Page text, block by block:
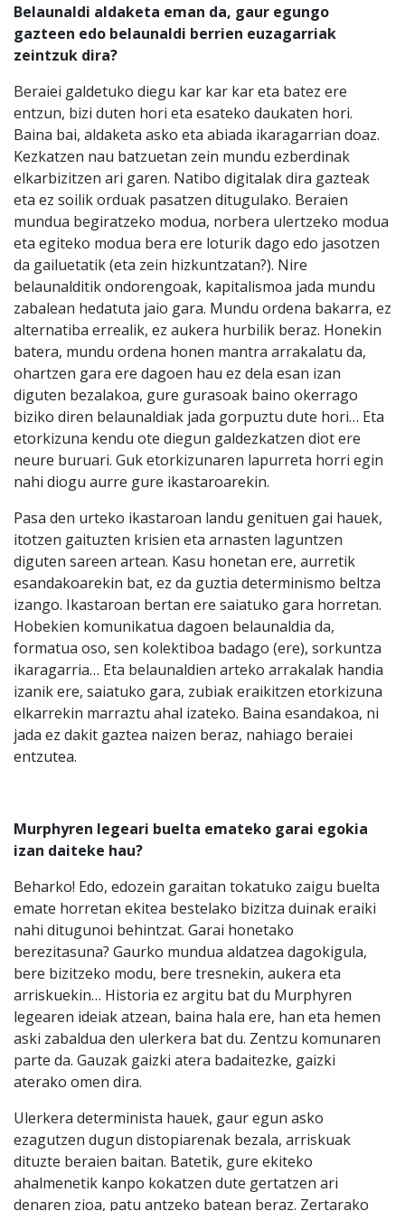
Belaunaldi aldaketa eman da, gaur egungo
gazteen edo belaunaldi berrien euzagarriak
zeintzuk dira?
Beraiei galdetuko diegu kar kar kar eta batez ere
entzun, bizi duten hori eta esateko daukaten hori.
Baina bai, aldaketa asko eta abiada ikaragarrian doaz.
Kezkatzen nau batzuetan zein mundu ezberdinak
elkarbizitzen ari garen. Natibo digitalak dira gazteak
eta ez soilik orduak pasatzen ditugulako. Beraien
mundua begiratzeko modua, norbera ulertzeko modua
eta egiteko modua bera ere loturik dago edo jasotzen
da gailuetatik (eta zein hizkuntzatan?). Nire
belaunalditik ondorengoak, kapitalismoa jada mundu
zabalean hedatuta jaio gara. Mundu ordena bakarra, ez
alternatiba errealik, ez aukera hurbilik beraz. Honekin
batera, mundu ordena honen mantra arrakalatu da,
ohartzen gara ere dagoen hau ez dela esan izan
diguten bezalakoa, gure gurasoak baino okerrago
biziko diren belaunaldiak jada gorpuztu dute hori… Eta
etorkizuna kendu ote diegun galdezkatzen diot ere
neure buruari. Guk etorkizunaren lapurreta horri egin
nahi diogu aurre gure ikastaroarekin.
Pasa den urteko ikastaroan landu genituen gai hauek,
itotzen gaituzten krisien eta arnasten laguntzen
diguten sareen artean. Kasu honetan ere, aurretik
esandakoarekin bat, ez da guztia determinismo beltza
izango. Ikastaroan bertan ere saiatuko gara horretan.
Hobekien komunikatua dagoen belaunaldia da,
formatua oso, sen kolektiboa badago (ere), sorkuntza
ikaragarria… Eta belaunaldien arteko arrakalak handia
izanik ere, saiatuko gara, zubiak eraikitzen etorkizuna
elkarrekin marraztu ahal izateko. Baina esandakoa, ni
jada ez dakit gaztea naizen beraz, nahiago beraiei
entzutea.
Murphyren legeari buelta emateko garai egokia
izan daiteke hau?
Beharko! Edo, edozein garaitan tokatuko zaigu buelta
emate horretan ekitea bestelako bizitza duinak eraiki
nahi ditugunoi behintzat. Garai honetako
berezitasuna? Gaurko mundua aldatzea dagokigula,
bere bizitzeko modu, bere tresnekin, aukera eta
arriskuekin… Historia ez argitu bat du Murphyren
legearen ideiak atzean, baina hala ere, han eta hemen
aski zabaldua den ulerkera bat du. Zentzu komunaren
parte da. Gauzak gaizki atera badaitezke, gaizki
aterako omen dira.
Ulerkera determinista hauek, gaur egun asko
ezagutzen dugun distopiarenak bezala, arriskuak
dituzte beraien baitan. Batetik, gure ekiteko
ahalmenetik kanpo kokatzen dute gertatzen ari
denaren zioa, patu antzeko batean beraz. Zertarako